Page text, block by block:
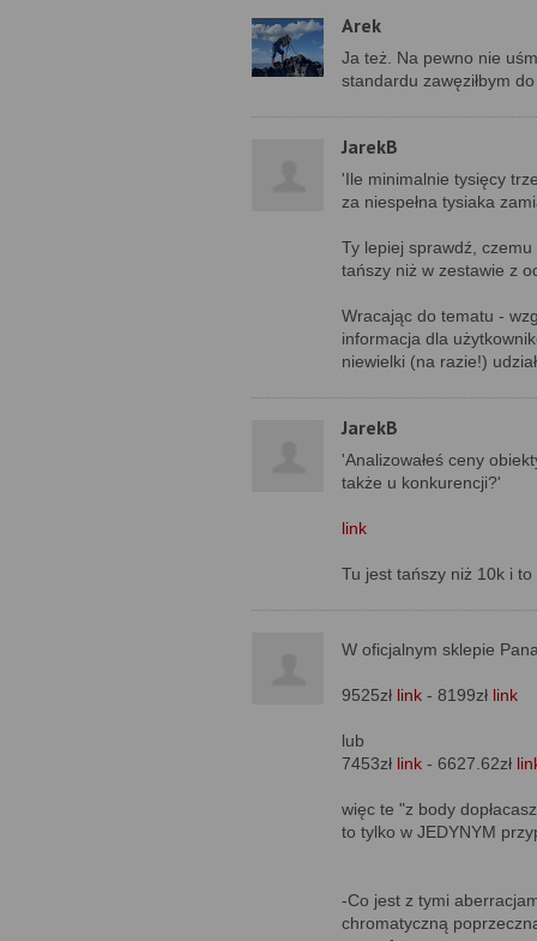
Arek
Ja też. Na pewno nie
standardu zawęziłbym
JarekB
'Ile minimalnie tysięcy
za niespełna tysiaka
Ty lepiej sprawdź,
tańszy niż w zestawie z
Wracając do tematu -
informacja dla
niewielki (na razie!)
JarekB
'Analizowałeś ceny
także u konkurencji?'
link
Tu jest tańszy niż 10k i
W oficjalnym sklepie
9525zł link - 8199zł link
lub
7453zł link - 6627.62zł
więc te "z body
to tylko w JEDYNYM
-Co jest z tymi
chromatyczną